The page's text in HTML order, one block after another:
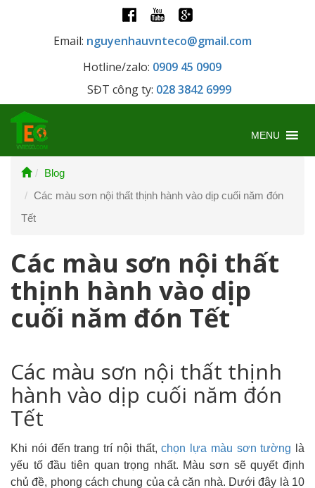
Email: nguyenhauvnteco@gmail.com
Hotline/zalo: 0909 45 0909
SĐT công ty: 028 3842 6999
MENU
Blog
Các màu sơn nội thất thịnh hành vào dịp cuối năm đón
Tết
Các màu sơn nội thất
thịnh hành vào dịp
cuối năm đón Tết
Các màu sơn nội thất thịnh
hành vào dịp cuối năm đón
Tết
Khi nói đến trang trí nội thất,chọn lựa màu sơn tường là
yếu tố đầu tiên quan trọng nhất. Màu sơn sẽ quyết định
chủ đề, phong cách chung của cả căn nhà. Dưới đây là 10